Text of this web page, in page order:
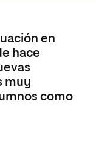
en
hace
muy
como